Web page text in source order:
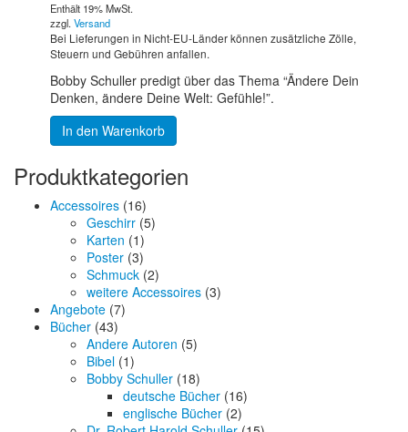
Enthält 19% MwSt.
zzgl. Versand
Bei Lieferungen in Nicht-EU-Länder können zusätzliche Zölle,
Steuern und Gebühren anfallen.
Bobby Schuller predigt über das Thema “Ändere Dein
Denken, ändere Deine Welt: Gefühle!”.
In den Warenkorb
Produktkategorien
Accessoires (16)
Geschirr (5)
Karten (1)
Poster (3)
Schmuck (2)
weitere Accessoires (3)
Angebote (7)
Bücher (43)
Andere Autoren (5)
Bibel (1)
Bobby Schuller (18)
deutsche Bücher (16)
englische Bücher (2)